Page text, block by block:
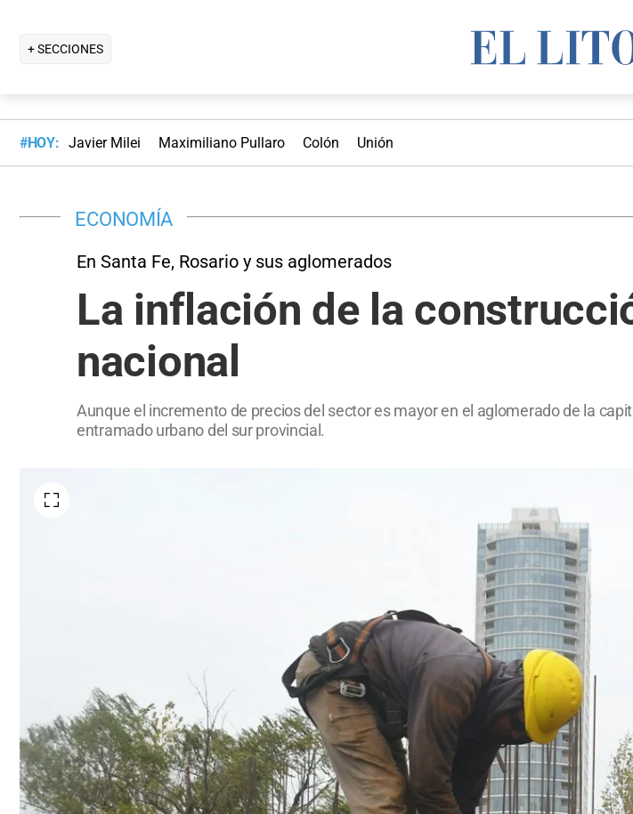
+ SECCIONES
#HOY: Javier Milei Maximiliano Pullaro Colón Unión
ECONOMÍA
En Santa Fe, Rosario y sus aglomerados
La inflación de la
nacional
Aunque el incremento de precios del sector es mayor en el aglomerado de la
entramado urbano del sur provincial.